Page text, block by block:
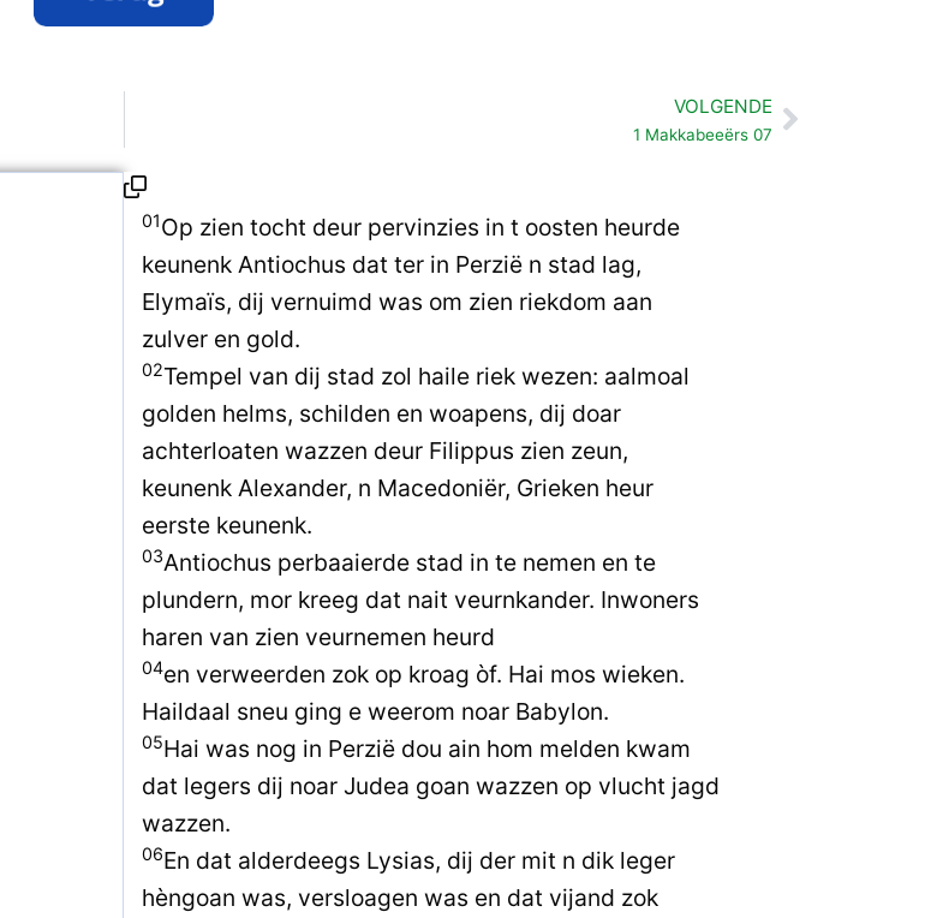
VOLGENDE
1 Makkabeeërs 07Volgende
01Op zien tocht deur pervinzies in t oosten heurde
keunenk Antiochus dat ter in Perzië n stad lag,
Elymaïs, dij vernuimd was om zien riekdom aan
zulver en gold.
02Tempel van dij stad zol haile riek wezen: aalmoal
golden helms, schilden en woapens, dij doar
achterloaten wazzen deur Filippus zien zeun,
keunenk Alexander, n Macedoniër, Grieken heur
eerste keunenk.
03Antiochus perbaaierde stad in te nemen en te
plundern, mor kreeg dat nait veurnkander. Inwoners
haren van zien veurnemen heurd
04en verweerden zok op kroag òf. Hai mos wieken.
Haildaal sneu ging e weerom noar Babylon.
05Hai was nog in Perzië dou ain hom melden kwam
dat legers dij noar Judea goan wazzen op vlucht jagd
wazzen.
06En dat alderdeegs Lysias, dij der mit n dik leger
hèngoan was, versloagen was en dat vijand zok